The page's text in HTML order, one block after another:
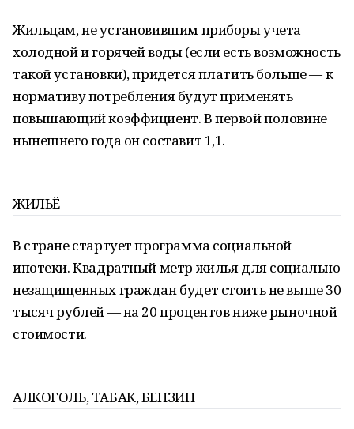
Жильцам, не установившим приборы учета
холодной и горячей воды (если есть возможность
такой установки), придется платить больше — к
нормативу потребления будут применять
повышающий коэффициент. В первой половине
нынешнего года он составит 1,1.
ЖИЛЬЁ
В стране стартует программа социальной
ипотеки. Квадратный метр жилья для социально
незащищенных граждан будет стоить не выше 30
тысяч рублей — на 20 процентов ниже рыночной
стоимости.
АЛКОГОЛЬ, ТАБАК, БЕНЗИН